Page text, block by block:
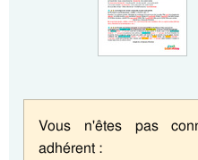
Vous n'êtes pas
adhérent :